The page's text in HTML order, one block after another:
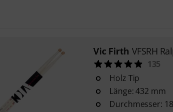
Vic Firth VFSRH
135
Holz Tip
Länge: 432 mm
Durchmesser: